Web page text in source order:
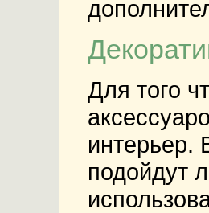
Для того
интерьер.
подойдут